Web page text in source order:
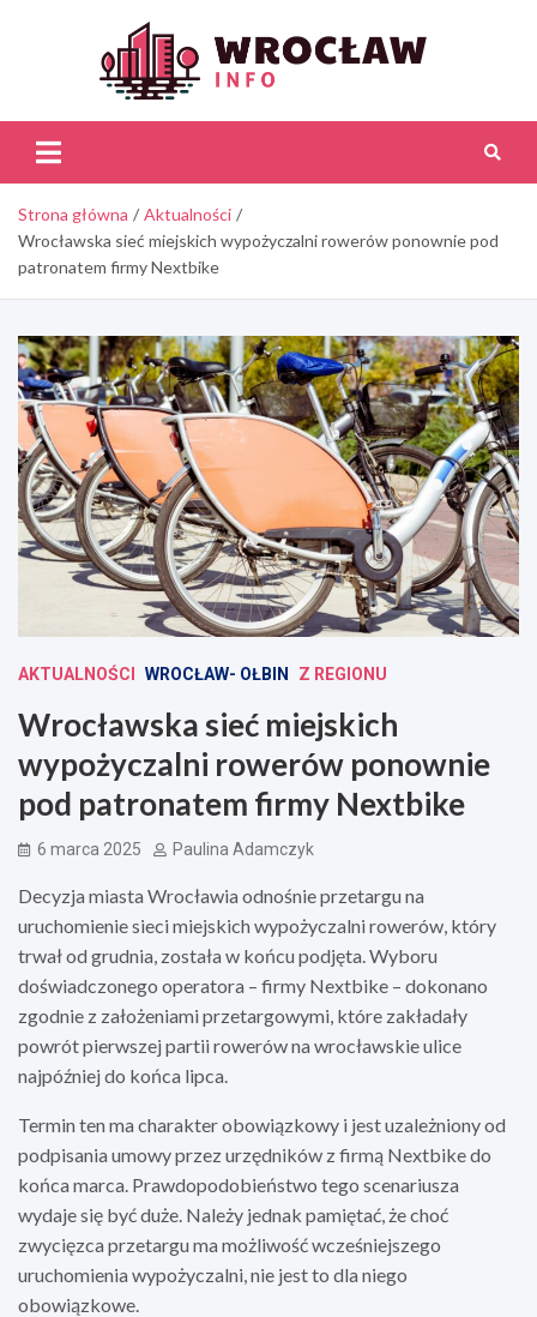
Strona główna
Aktualności
Wrocławska sieć miejskich wypożyczalni rowerów ponownie pod
patronatem firmy Nextbike
AKTUALNOŚCI WROCŁAW- OŁBIN Z REGIONU
Wrocławska sieć miejskich
wypożyczalni rowerów ponownie
pod patronatem firmy Nextbike
6 marca 2025 Paulina Adamczyk
Decyzja miasta Wrocławia odnośnie przetargu na
uruchomienie sieci miejskich wypożyczalni rowerów, który
trwał od grudnia, została w końcu podjęta. Wyboru
doświadczonego operatora – firmy Nextbike – dokonano
zgodnie z założeniami przetargowymi, które zakładały
powrót pierwszej partii rowerów na wrocławskie ulice
najpóźniej do końca lipca.
Termin ten ma charakter obowiązkowy i jest uzależniony od
podpisania umowy przez urzędników z firmą Nextbike do
końca marca. Prawdopodobieństwo tego scenariusza
wydaje się być duże. Należy jednak pamiętać, że choć
zwycięzca przetargu ma możliwość wcześniejszego
uruchomienia wypożyczalni, nie jest to dla niego
obowiązkowe.